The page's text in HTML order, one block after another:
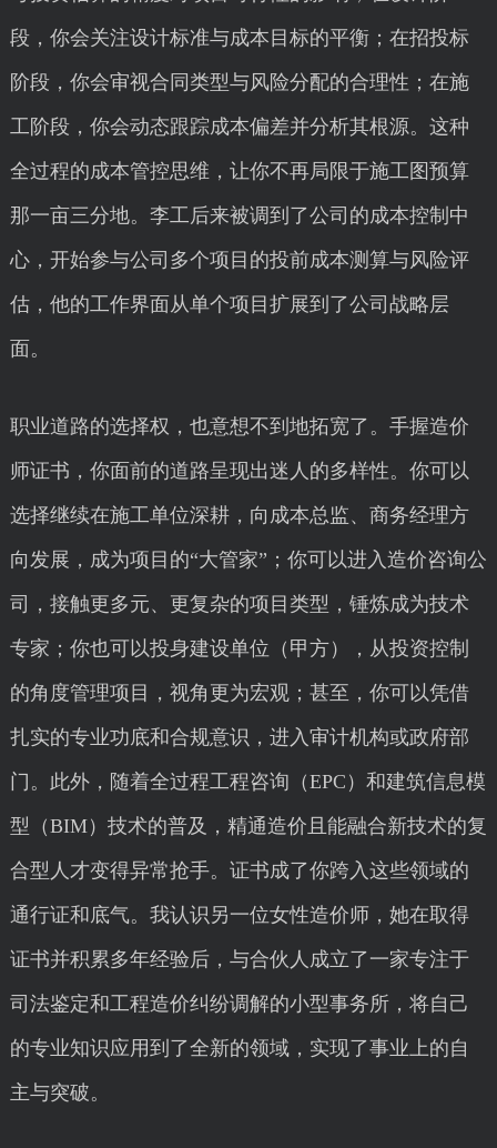
段，你会关注设计标准与成本目标的平衡；在招投标
阶段，你会审视合同类型与风险分配的合理性；在施
工阶段，你会动态跟踪成本偏差并分析其根源。这种
全过程的成本管控思维，让你不再局限于施工图预算
那一亩三分地。李工后来被调到了公司的成本控制中
心，开始参与公司多个项目的投前成本测算与风险评
估，他的工作界面从单个项目扩展到了公司战略层
面。
职业道路的选择权，也意想不到地拓宽了。手握造价
师证书，你面前的道路呈现出迷人的多样性。你可以
选择继续在施工单位深耕，向成本总监、商务经理方
向发展，成为项目的“大管家”；你可以进入造价咨询公
司，接触更多元、更复杂的项目类型，锤炼成为技术
专家；你也可以投身建设单位（甲方），从投资控制
的角度管理项目，视角更为宏观；甚至，你可以凭借
扎实的专业功底和合规意识，进入审计机构或政府部
门。此外，随着全过程工程咨询（EPC）和建筑信息模
型（BIM）技术的普及，精通造价且能融合新技术的复
合型人才变得异常抢手。证书成了你跨入这些领域的
通行证和底气。我认识另一位女性造价师，她在取得
证书并积累多年经验后，与合伙人成立了一家专注于
司法鉴定和工程造价纠纷调解的小型事务所，将自己
的专业知识应用到了全新的领域，实现了事业上的自
主与突破。